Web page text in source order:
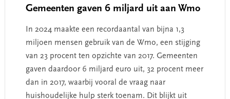
Gemeenten gaven 6 miljard uit aan Wmo
In 2024 maakte een recordaantal van bijna 1,3
miljoen mensen gebruik van de Wmo, een stijging
van 23 procent ten opzichte van 2017. Gemeenten
gaven daardoor 6 miljard euro uit, 32 procent meer
dan in 2017, waarbij vooral de vraag naar
huishoudelijke hulp sterk toenam. Dit blijkt uit